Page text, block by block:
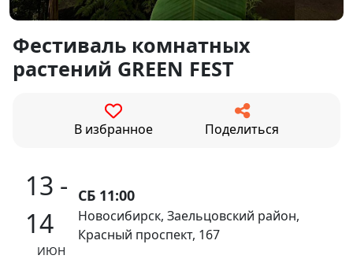
Фестиваль комнатных
растений GREEN FEST
В избранное Поделиться
13 -
14
ИЮН
СБ 11:00
Новосибирск, Заельцовский район,
Красный проспект, 167